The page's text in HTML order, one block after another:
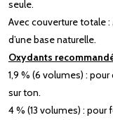
seule.
Avec couverture totale
d’une base naturelle.
Oxydants
1,9 % (6 volumes) :
sur ton.
4 % (13 volumes) :